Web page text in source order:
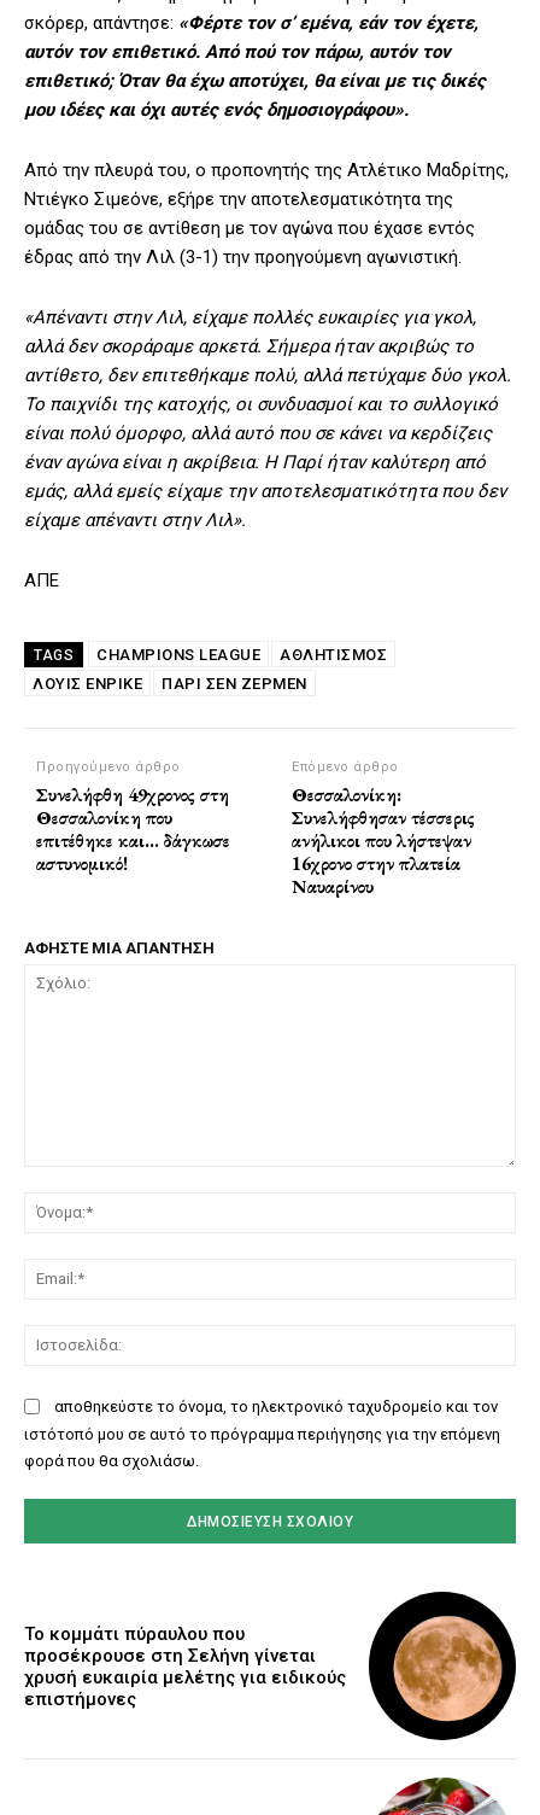
σκόρερ, απάντησε: «Φέρτε τον σ’ εμένα, εάν τον έχετε,
αυτόν τον επιθετικό. Από πού τον πάρω, αυτόν τον
επιθετικό; Όταν θα έχω αποτύχει, θα είναι με τις δικές
μου ιδέες και όχι αυτές ενός δημοσιογράφου».
Από την πλευρά του, ο προπονητής της Ατλέτικο Μαδρίτης,
Ντιέγκο Σιμεόνε, εξήρε την αποτελεσματικότητα της
ομάδας του σε αντίθεση με τον αγώνα που έχασε εντός
έδρας από την Λιλ (3-1) την προηγούμενη αγωνιστική.
«Απέναντι στην Λιλ, είχαμε πολλές ευκαιρίες για γκολ,
αλλά δεν σκοράραμε αρκετά. Σήμερα ήταν ακριβώς το
αντίθετο, δεν επιτεθήκαμε πολύ, αλλά πετύχαμε δύο γκολ.
Το παιχνίδι της κατοχής, οι συνδυασμοί και το συλλογικό
είναι πολύ όμορφο, αλλά αυτό που σε κάνει να κερδίζεις
έναν αγώνα είναι η ακρίβεια. Η Παρί ήταν καλύτερη από
εμάς, αλλά εμείς είχαμε την αποτελεσματικότητα που δεν
είχαμε απέναντι στην Λιλ».
ΑΠΕ
TAGS CHAMPIONS LEAGUE
ΑΘΛΗΤΙΣΜΟΣ
ΛΟΥΊΣ ΕΝΡΊΚΕ
ΠΑΡΊ ΣΕΝ ΖΕΡΜΈΝ
Προηγούμενο άρθρο
Συνελήφθη 49χρονος στη
Θεσσαλονίκη που
επιτέθηκε και… δάγκωσε
αστυνομικό!
Επόμενο άρθρο
Θεσσαλονίκη:
Συνελήφθησαν τέσσερις
ανήλικοι που λήστεψαν
16χρονο στην πλατεία
Ναυαρίνου
ΑΦΗΣΤΕ ΜΙΑ ΑΠΑΝΤΗΣΗ
αποθηκεύστε το όνομα, το ηλεκτρονικό ταχυδρομείο και τον
ιστότοπό μου σε αυτό το πρόγραμμα περιήγησης για την επόμενη
φορά που θα σχολιάσω.
Το κομμάτι πύραυλου που
προσέκρουσε στη Σελήνη γίνεται
χρυσή ευκαιρία μελέτης για ειδικούς
επιστήμονες